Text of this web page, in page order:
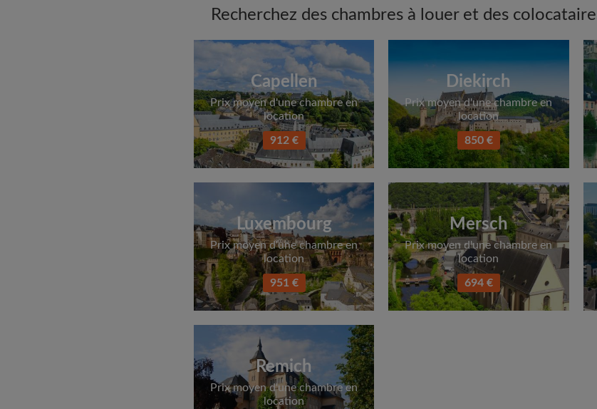
Recherchez des chambres à louer et des
Capellen
Prix moyen d'une chambre en
location
912 €
Diekirch
Prix moyen d'une chambre en
location
850 €
Luxembourg
Prix moyen d'une chambre en
location
951 €
Mersch
Prix moyen d'une chambre en
location
694 €
Remich
Prix moyen d'une chambre en
location